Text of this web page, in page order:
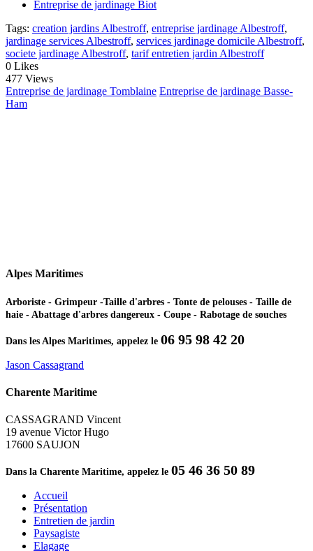
Entreprise de jardinage Biot
Tags: creation jardins Albestroff, entreprise jardinage Albestroff,
jardinage services Albestroff, services jardinage domicile Albestroff,
societe jardinage Albestroff, tarif entretien jardin Albestroff
0 Likes
477 Views
Entreprise de jardinage Tomblaine Entreprise de jardinage Basse-
Ham
Alpes Maritimes
Arboriste - Grimpeur -Taille d'arbres - Tonte de pelouses - Taille de
haie - Abattage d'arbres dangereux - Coupe - Rabotage de souches
Dans les Alpes Maritimes, appelez le 06 95 98 42 20
Jason Cassagrand
Charente Maritime
CASSAGRAND Vincent
19 avenue Victor Hugo
17600 SAUJON
Dans la Charente Maritime, appelez le 05 46 36 50 89
Accueil
Présentation
Entretien de jardin
Paysagiste
Elagage